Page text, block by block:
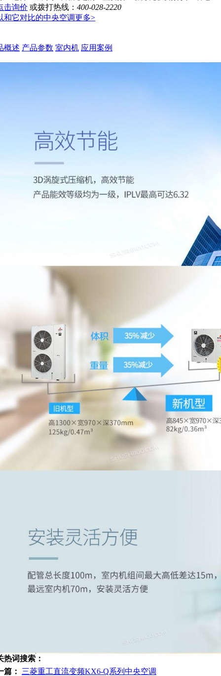
击询价 或拨打热线： 400-028-2220
和它对比的中央空调更多>
概述 产品参数 室内机 应用案例
热词搜索：
篇：
三菱重工直流变频KX6-Q系列中央空调